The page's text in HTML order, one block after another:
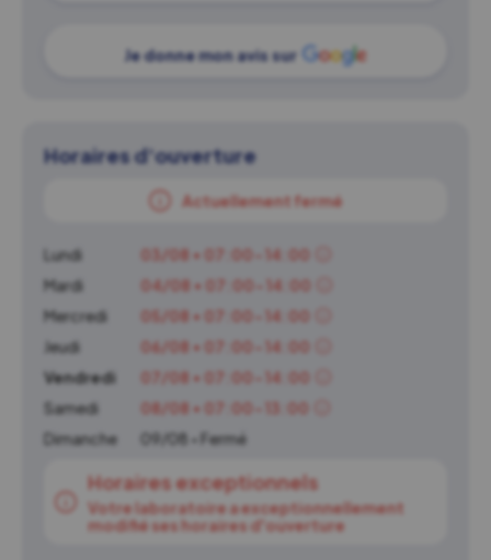
Je donne mon avis sur
Horaires d'ouverture
Actuellement fermé
Lundi
03/08 • 07:00-14:00
Mardi
04/08 • 07:00-14:00
Mercredi
05/08 • 07:00-14:00
Jeudi
06/08 • 07:00-14:00
Vendredi
07/08 • 07:00-14:00
Samedi
08/08 • 07:00-13:00
Dimanche
09/08 • Fermé
Horaires exceptionnels
Votre laboratoire a exceptionnellement
modifié ses horaires d'ouverture